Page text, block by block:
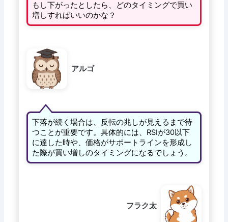
もし下がったとしたら、どのタイミングで買い
増しすればいいのかな？
アルゴ
下落が続く場合は、反転の兆しが見えるまで待
つことが重要です。具体的には、RSIが30以下
に達した時や、価格がサポートラインを形成し
た際が買い増しのタイミングになるでしょう。
フラク太